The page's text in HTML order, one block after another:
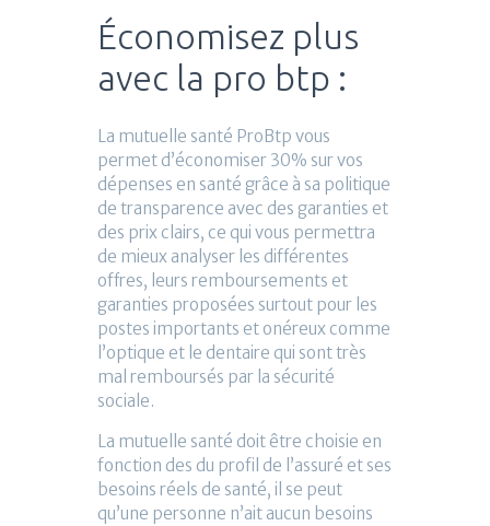
Économisez plus
avec la pro btp :
La mutuelle santé ProBtp vous
permet d’économiser 30% sur vos
dépenses en santé grâce à sa politique
de transparence avec des garanties et
des prix clairs, ce qui vous permettra
de mieux analyser les différentes
offres, leurs remboursements et
garanties proposées surtout pour les
postes importants et onéreux comme
l’optique et le dentaire qui sont très
mal remboursés par la sécurité
sociale.
La mutuelle santé doit être choisie en
fonction des du profil de l’assuré et ses
besoins réels de santé, il se peut
qu’une personne n’ait aucun besoins